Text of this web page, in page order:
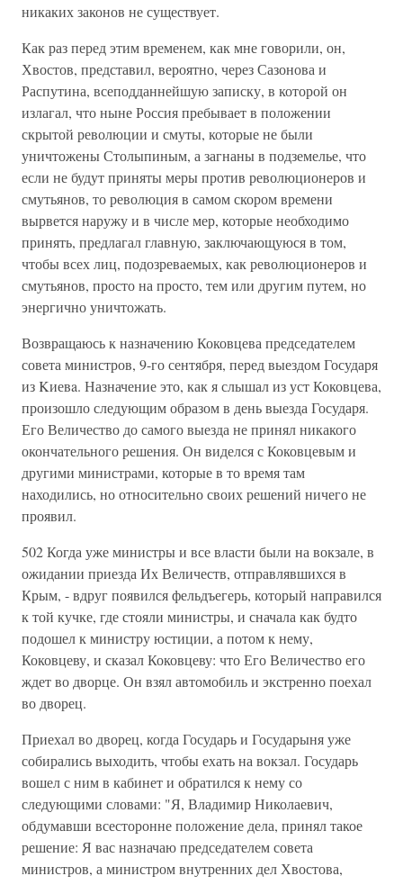
никаких законов не существует.
Как раз перед этим временем, как мне говорили, он,
Хвостов, представил, вероятно, через Сазонова и
Распутина, всеподданнейшую записку, в которой он
излагал, что ныне Россия пребывает в положении
скрытой революции и смуты, которые не были
уничтожены Столыпиным, а загнаны в подземелье, что
если не будут приняты меры против революционеров и
смутьянов, то революция в самом скором времени
вырвется наружу и в числе мер, которые необходимо
принять, предлагал главную, заключающуюся в том,
чтобы всех лиц, подозреваемых, как революционеров и
смутьянов, просто на просто, тем или другим путем, но
энергично уничтожать.
Возвращаюсь к назначению Коковцева председателем
совета министров, 9-го сентября, перед выездом Государя
из Kиевa. Назначение это, как я слышал из уст Коковцева,
произошло следующим образом в день выезда Государя.
Его Величество до самого выезда не принял никакого
окончательного решения. Он виделся с Коковцевым и
другими министрами, которые в то время там
находились, но относительно своих решений ничего не
проявил.
502 Когда уже министры и все власти были на вокзале, в
ожидании приезда Их Величеств, отправлявшихся в
Крым, - вдруг появился фельдъегерь, который направился
к той кучке, где стояли министры, и сначала как будто
подошел к министру юстиции, а потом к нему,
Коковцеву, и сказал Коковцеву: что Его Величество его
ждет во дворце. Он взял автомобиль и экстренно поехал
во дворец.
Приехал во дворец, когда Государь и Государыня уже
собирались выходить, чтобы ехать на вокзал. Государь
вошел с ним в кабинет и обратился к нему со
следующими словами: "Я, Владимир Николаевич,
обдумавши всесторонне положение дела, принял такое
решение: Я вас назначаю председателем совета
министров, а министром внутренних дел Хвостова,